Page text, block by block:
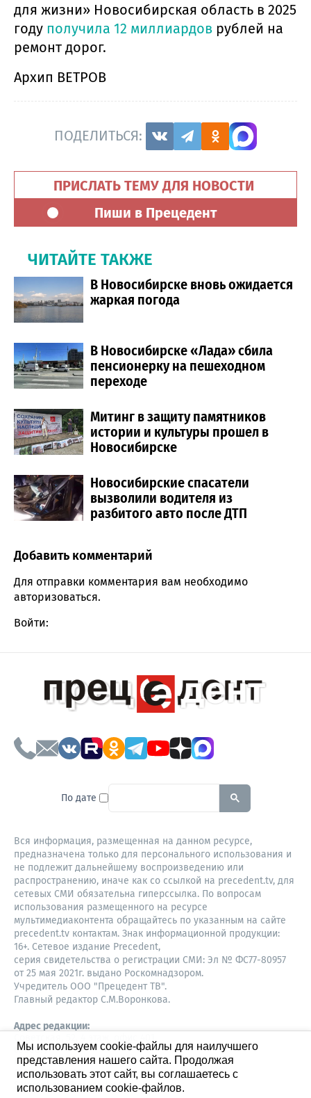
для жизни» Новосибирская область в 2025
году получила 12 миллиардов рублей на
ремонт дорог.
Архип ВЕТРОВ
ПОДЕЛИТЬСЯ:
ПРИСЛАТЬ ТЕМУ ДЛЯ НОВОСТИ
Пиши в Прецедент
ЧИТАЙТЕ ТАКЖЕ
В Новосибирске вновь ожидается
жаркая погода
В Новосибирске «Лада» сбила
пенсионерку на пешеходном
переходе
Митинг в защиту памятников
истории и культуры прошел в
Новосибирске
Новосибирские спасатели
вызволили водителя из
разбитого авто после ДТП
Comment section
Добавить комментарий
Для отправки комментария вам необходимо
авторизоваться.
Войти:
По дате To search this site, enter a
Вся информация, размещенная на данном ресурсе,
предназначена только для персонального использования и
не подлежит дальнейшему воспроизведению или
распространению, иначе как со ссылкой на precedent.tv, для
сетевых СМИ обязательна гиперссылка. По вопросам
использования размещенного на ресурсе
мультимедиаконтента обращайтесь по указанным на сайте
precedent.tv контактам. Знак информационной продукции:
16+. Сетевое издание Precedent,
серия свидетельства о регистрации СМИ: Эл № ФС77-80957
от 25 мая 2021г. выдано Роскомнадзором.
Учредитель ООО "Прецедент ТВ".
Главный редактор С.М.Воронкова.
Адрес редакции:
630087,
Новосибирск
8-960-779-12-96,
S.Voronkova@precedent.tv
Мы используем cookie-файлы для наилучшего
представления нашего сайта. Продолжая
использовать этот сайт, вы соглашаетесь с
использованием cookie-файлов.